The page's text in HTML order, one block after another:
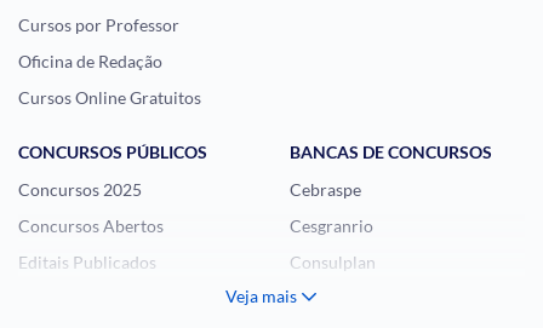
Cursos por Professor
Oficina de Redação
Cursos Online Gratuitos
CONCURSOS PÚBLICOS
Concursos 2025
Concursos Abertos
Editais Publicados
BANCAS DE CONCURSOS
Cebraspe
Cesgranrio
Consulplan
FCC
Veja mais